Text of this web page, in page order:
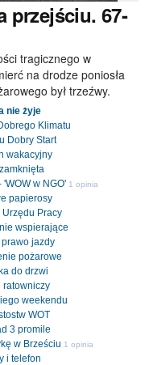
przejściu. 67-
tragicznego w
na drodze poniosła
był trzeźwy.
nie żyje
Klimatu
Dobry Start
wakacyjny
w NGO' 1 opinia
papierosy
Pracy
wspierające
prawo jazdy
pożarowe
do drzwi
ratowniczy
weekendu
WOT
3 promile
w Brześciu 1 opinia
i telefon